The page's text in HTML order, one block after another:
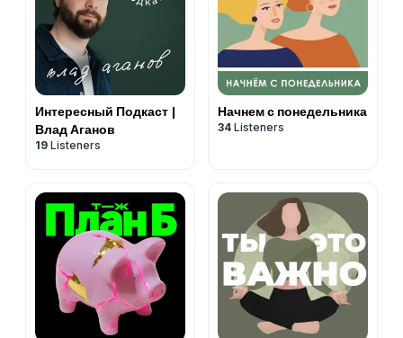
Интересный Подкаст |
Влад Аганов
19 Listeners
Начнем с понедельника
34 Listeners